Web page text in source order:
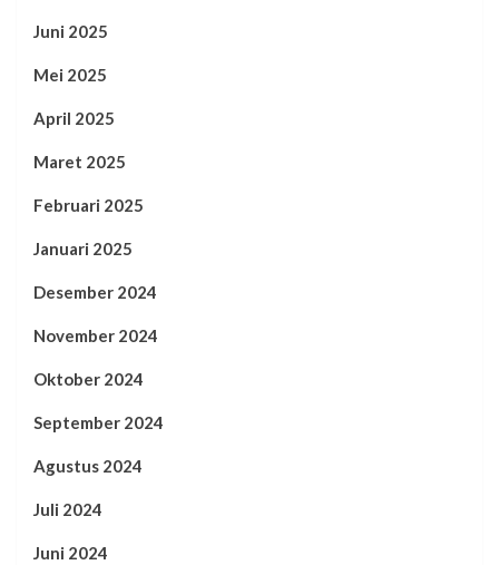
Juni 2025
Mei 2025
April 2025
Maret 2025
Februari 2025
Januari 2025
Desember 2024
November 2024
Oktober 2024
September 2024
Agustus 2024
Juli 2024
Juni 2024